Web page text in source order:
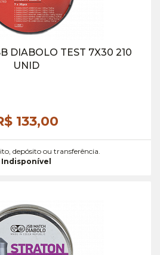
DIABOLO TEST 7X30 210
UNID
133,00
depósito ou transferência.
Indisponível